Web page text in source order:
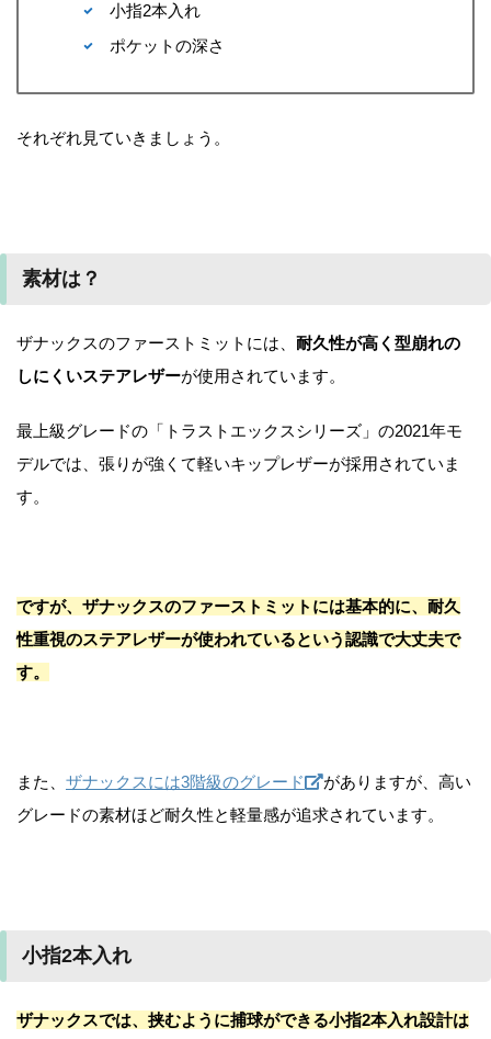
小指2本入れ
ポケットの深さ
それぞれ見ていきましょう。
素材は？
ザナックスのファーストミットには、 耐久性が高く型崩れの
しにくいステアレザーが使用されています。
最上級グレードの「トラストエックスシリーズ」の2021年モ
デルでは、張りが強くて軽いキップレザーが採用されていま
す。
ですが、ザナックスのファーストミットには基本的に、耐久
性重視のステアレザーが使われているという認識で大丈夫で
す。
また、 ザナックスには3階級のグレード
がありますが、高い
グレードの素材ほど耐久性と軽量感が追求されています。
小指2本入れ
ザナックスでは、挟むように捕球ができる小指2本入れ設計は